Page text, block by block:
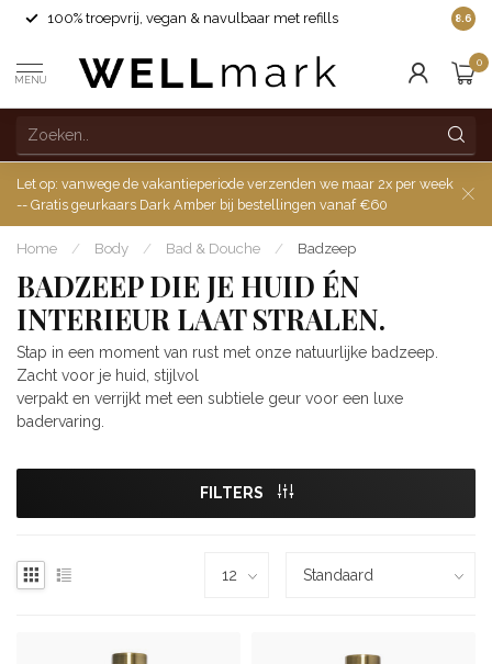
100% troepvrij, vegan & navulbaar met refills 8.6
MENU
0
Let op: vanwege de vakantieperiode verzenden we maar 2x per week
-- Gratis geurkaars Dark Amber bij bestellingen vanaf €60
Home / Body / Bad & Douche / Badzeep
BADZEEP DIE JE HUID ÉN
INTERIEUR LAAT STRALEN.
Stap in een moment van rust met onze natuurlijke badzeep.
Zacht voor je huid, stijlvol
verpakt en verrijkt met een subtiele geur voor een luxe
badervaring.
FILTERS